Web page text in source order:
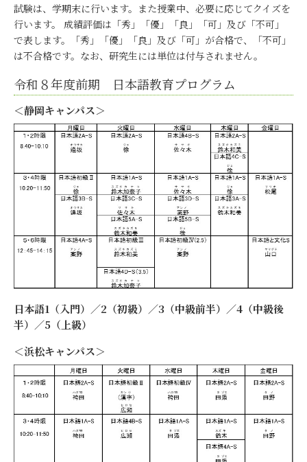
試験は、学期末に行います。また授業中、必要に応じてクイズを
行います。 成績評価は「秀」「優」「良」「可」及び「不可」
で表します。「秀」「優」「良」及び「可」が合格で、「不可」
は不合格です。なお、研究生には単位は付与されません。
令和８年度前期 日本語教育プログラム
＜静岡キャンパス＞
日本語1（入門）／2（初級）／3（中級前半）／4（中級後
半）／5（上級）
＜浜松キャンパス＞